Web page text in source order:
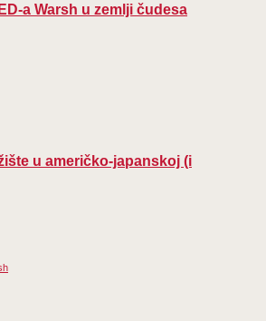
a Warsh u zemlji čudesa
u američko-japanskoj (i